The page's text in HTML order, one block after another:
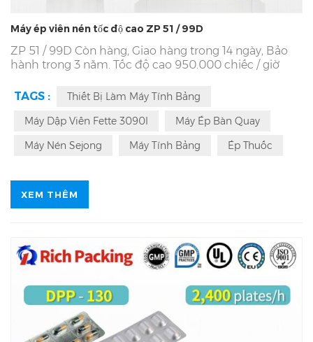
Máy ép viên nén tốc độ cao ZP 51 / 99D
ZP 51 / 99D Còn hàng, Giao hàng trong 14 ngày, Bảo
hành trong 3 năm. Tốc độ cao 950.000 chiếc / giờ
nhà máy 7996㎡. 48 Kỹ sư R & D, Dịch vụ 365 * 24 giờ
Máy dập viên Công suất cao. OEM, ODM,
cGMP đã qua, CE, ISO, nghề
51 / 99DNhà sản xuất
dụng cho viên nén hình tròn, vòng, viên nén có hình
TAGS :
Thiết Bị Làm Máy Tính Bảng
Máy Dập Viên Fette 3090I
Máy Ép Bàn Quay
Máy Nén Sejong
Máy Tính Bảng Ép Thuốc
XEM THÊM